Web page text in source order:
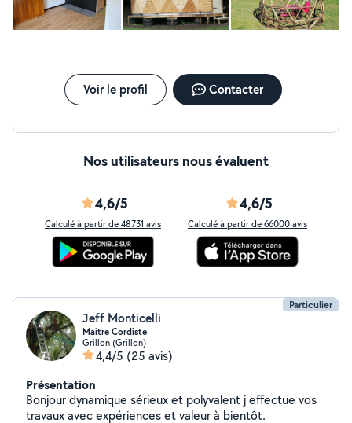
Voir le profil Contacter
Nos utilisateurs nous évaluent
4,6/5
Calculé à partir de 48731 avis
4,6/5
Calculé à partir de 66000 avis
Particulier
Jeff Monticelli
Maître Cordiste
Grillon (Grillon)
4,4/5 (25 avis)
Présentation
Bonjour dynamique sérieux et polyvalent j effectue vos
travaux avec expériences et valeur à bientôt.